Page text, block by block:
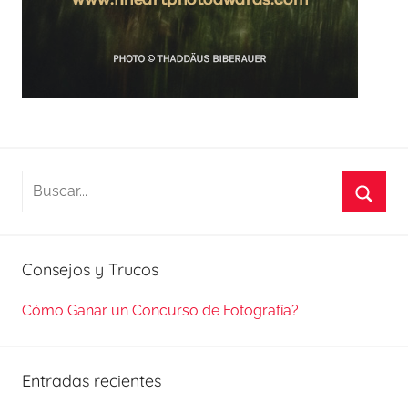
Buscar:
Consejos y Trucos
Cómo Ganar un Concurso de Fotografía?
Entradas recientes